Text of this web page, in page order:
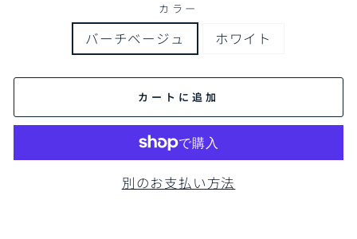
カラー
バーチベージュ ホワイト
カートに追加
別のお支払い方法